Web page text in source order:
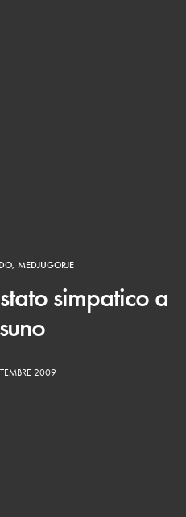
, MEDJUGORJE
simpatico a
2009